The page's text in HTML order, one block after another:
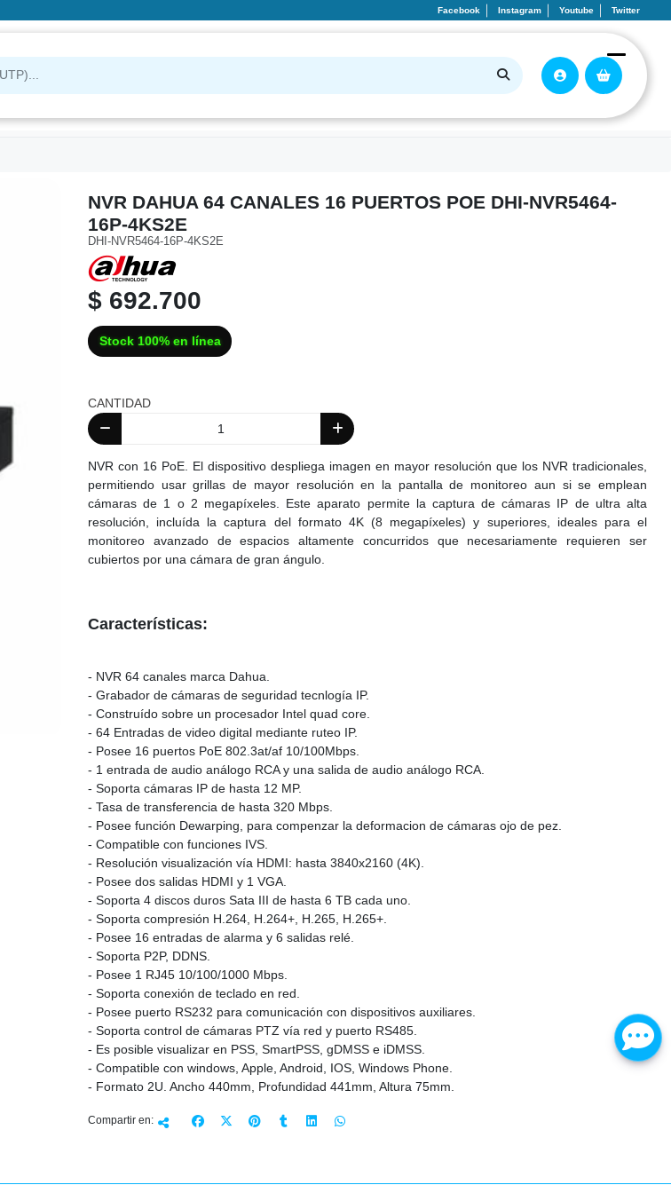
Facebook Instagram Youtube Twitter
NVR DAHUA 64 CANALES 16 PUERTOS POE DHI-NVR5464-
16P-4KS2E
DHI-NVR5464-16P-4KS2E
$ 692.700
Stock 100% en línea
CANTIDAD
NVR con 16 PoE. El dispositivo despliega imagen en mayor resolución que los NVR tradicionales,
permitiendo usar grillas de mayor resolución en la pantalla de monitoreo aun si se emplean
cámaras de 1 o 2 megapíxeles. Este aparato permite la captura de cámaras IP de ultra alta
resolución, incluída la captura del formato 4K (8 megapíxeles) y superiores, ideales para el
monitoreo avanzado de espacios altamente concurridos que necesariamente requieren ser
cubiertos por una cámara de gran ángulo.
Características:
- NVR 64 canales marca Dahua.
- Grabador de cámaras de seguridad tecnlogía IP.
- Construído sobre un procesador Intel quad core.
- 64 Entradas de video digital mediante ruteo IP.
- Posee 16 puertos PoE 802.3at/af 10/100Mbps.
- 1 entrada de audio análogo RCA y una salida de audio análogo RCA.
- Soporta cámaras IP de hasta 12 MP.
- Tasa de transferencia de hasta 320 Mbps.
- Posee función Dewarping, para compenzar la deformacion de cámaras ojo de pez.
- Compatible con funciones IVS.
- Resolución visualización vía HDMI: hasta 3840x2160 (4K).
- Posee dos salidas HDMI y 1 VGA.
- Soporta 4 discos duros Sata III de hasta 6 TB cada uno.
- Soporta compresión H.264, H.264+, H.265, H.265+.
- Posee 16 entradas de alarma y 6 salidas relé.
- Soporta P2P, DDNS.
- Posee 1 RJ45 10/100/1000 Mbps.
- Soporta conexión de teclado en red.
- Posee puerto RS232 para comunicación con dispositivos auxiliares.
- Soporta control de cámaras PTZ vía red y puerto RS485.
- Es posible visualizar en PSS, SmartPSS, gDMSS e iDMSS.
- Compatible con windows, Apple, Android, IOS, Windows Phone.
- Formato 2U. Ancho 440mm, Profundidad 441mm, Altura 75mm.
Compartir en: